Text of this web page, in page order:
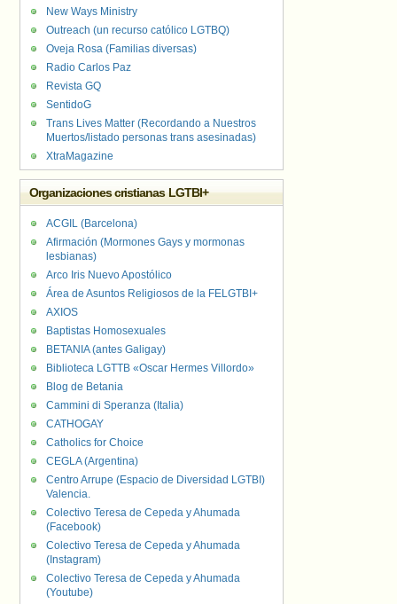
New Ways Ministry
Outreach (un recurso católico LGTBQ)
Oveja Rosa (Familias diversas)
Radio Carlos Paz
Revista GQ
SentidoG
Trans Lives Matter (Recordando a Nuestros
Muertos/listado personas trans asesinadas)
XtraMagazine
Organizaciones cristianas LGTBI+
ACGIL (Barcelona)
Afirmación (Mormones Gays y mormonas
lesbianas)
Arco Iris Nuevo Apostólico
Área de Asuntos Religiosos de la FELGTBI+
AXIOS
Baptistas Homosexuales
BETANIA (antes Galigay)
Biblioteca LGTTB «Oscar Hermes Villordo»
Blog de Betania
Cammini di Speranza (Italia)
CATHOGAY
Catholics for Choice
CEGLA (Argentina)
Centro Arrupe (Espacio de Diversidad LGTBI)
Valencia.
Colectivo Teresa de Cepeda y Ahumada
(Facebook)
Colectivo Teresa de Cepeda y Ahumada
(Instagram)
Colectivo Teresa de Cepeda y Ahumada
(Youtube)